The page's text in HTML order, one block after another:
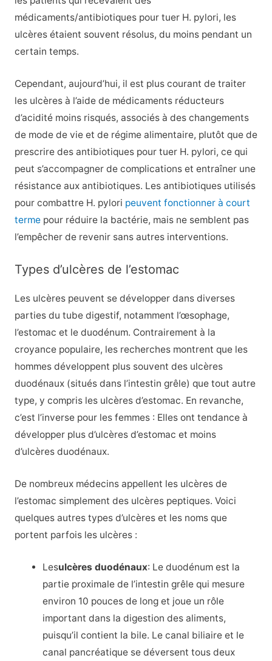
médicaments/antibiotiques pour tuer H. pylori, les
ulcères étaient souvent résolus, du moins pendant un
certain temps.
Cependant, aujourd’hui, il est plus courant de traiter
les ulcères à l’aide de médicaments réducteurs
d’acidité moins risqués, associés à des changements
de mode de vie et de régime alimentaire, plutôt que de
prescrire des antibiotiques pour tuer H. pylori, ce qui
peut s’accompagner de complications et entraîner une
résistance aux antibiotiques. Les antibiotiques utilisés
pour combattre H. pylori peuvent fonctionner à court
termepour réduire la bactérie, mais ne semblent pas
l’empêcher de revenir sans autres interventions.
Types d’ulcères de l’estomac
Les ulcères peuvent se développer dans diverses
parties du tube digestif, notamment l’œsophage,
l’estomac et le duodénum. Contrairement à la
croyance populaire, les recherches montrent que les
hommes développent plus souvent des ulcères
duodénaux (situés dans l’intestin grêle) que tout autre
type, y compris les ulcères d’estomac. En revanche,
c’est l’inverse pour les femmes : Elles ont tendance à
développer plus d’ulcères d’estomac et moins
d’ulcères duodénaux.
De nombreux médecins appellent les ulcères de
l’estomac simplement des ulcères peptiques. Voici
quelques autres types d’ulcères et les noms que
portent parfois les ulcères :
Lesulcères duodénaux: Le duodénum est la
partie proximale de l’intestin grêle qui mesure
environ 10 pouces de long et joue un rôle
important dans la digestion des aliments,
puisqu’il contient la bile. Le canal biliaire et le
canal pancréatique se déversent tous deux